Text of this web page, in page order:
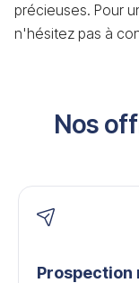
précieuses. Pour
n'hésitez pas à
Nos
Prospection